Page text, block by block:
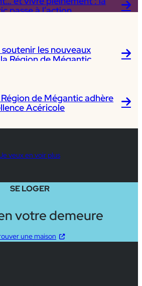
passe à l’action
les nouveaux
Région de Mégantic
de Mégantic adhère
Acéricole
veux en voir plus
SE LOGER
votre demeure
une maison